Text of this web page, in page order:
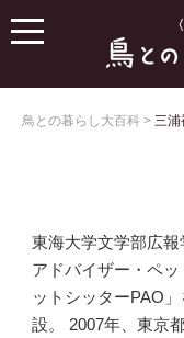
鳥との暮らし大百科 > 三浦
東海大学文学部広
アドバイザー・ペ
ットシッターPAO
設。 2007年、東京